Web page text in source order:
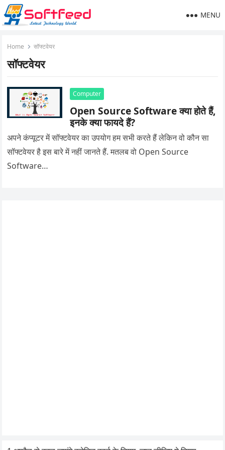
MENU
Home सॉफ्टवेयर
सॉफ्टवेयर
Computer
Open Source Software क्या होते हैं,
इनके क्या फायदे हैं?
अपने कंप्यूटर में सॉफ्टवेयर का उपयोग हम सभी करते हैं लेकिन वो कौन सा
सॉफ्टवेयर है इस बारे में नहीं जानते हैं. मतलब वो Open Source
Software…